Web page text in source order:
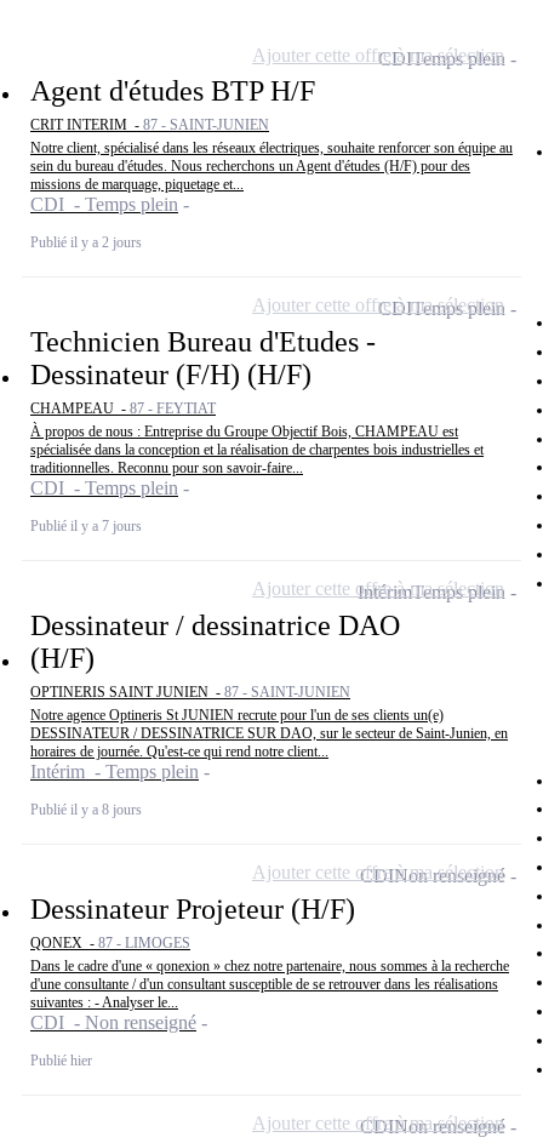
Agent d'études BTP H/F
CRIT INTERIM - 87 - SAINT-JUNIEN
Notre client, spécialisé dans les réseaux électriques, souhaite renforcer son équipe au
sein du bureau d'études. Nous recherchons un Agent d'études (H/F) pour des
missions de marquage, piquetage et...
CDI - Temps plein
Publié il y a 2 jours
CDITemps plein
Ajouter cette offre à ma sélection
Technicien Bureau d'Etudes -
Dessinateur (F/H) (H/F)
CHAMPEAU - 87 - FEYTIAT
À propos de nous : Entreprise du Groupe Objectif Bois, CHAMPEAU est
spécialisée dans la conception et la réalisation de charpentes bois industrielles et
traditionnelles. Reconnu pour son savoir-faire...
CDI - Temps plein
Publié il y a 7 jours
CDITemps plein
Ajouter cette offre à ma sélection
Dessinateur / dessinatrice DAO
(H/F)
OPTINERIS SAINT JUNIEN - 87 - SAINT-JUNIEN
Notre agence Optineris St JUNIEN recrute pour l'un de ses clients un(e)
DESSINATEUR / DESSINATRICE SUR DAO, sur le secteur de Saint-Junien, en
horaires de journée. Qu'est-ce qui rend notre client...
Intérim - Temps plein
Publié il y a 8 jours
IntérimTemps plein
Ajouter cette offre à ma sélection
Dessinateur Projeteur (H/F)
QONEX - 87 - LIMOGES
Dans le cadre d'une « qonexion » chez notre partenaire, nous sommes à la recherche
d'une consultante / d'un consultant susceptible de se retrouver dans les réalisations
suivantes : - Analyser le...
CDI - Non renseigné
Publié hier
CDINon renseigné
Ajouter cette offre à ma sélection
CDINon renseigné
Ajouter cette offre à ma sélection